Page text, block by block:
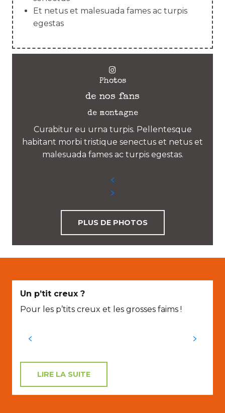
Et netus et malesuada fames ac turpis
egestas
Photos
de nos fans
de montagne
Curabitur eu urna turpis. Pellentesque
habitant morbi tristique senectus et netus et
malesuada fames ac turpis egestas.
PLUS DE PHOTOS
Un p’tit creux ?
Pour les p’tits creux et les grosses faims !
LIRE LA SUITE